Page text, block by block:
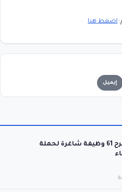
اضغط هنا
إيميل
شركة نيوم تعلن عن طرح 61 وظيفة شاغرة لحملة